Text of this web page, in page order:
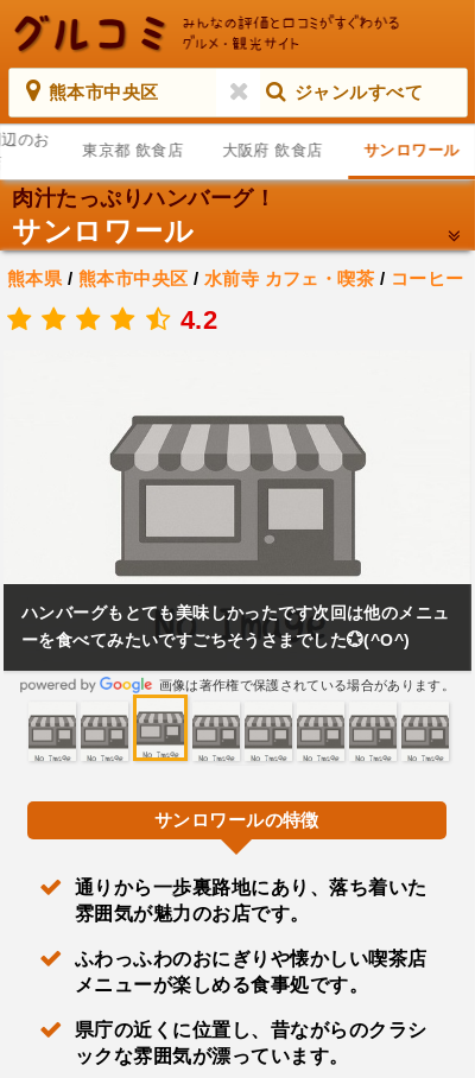
熊本市中央区 ジャンルすべて
のお
東京都 飲食店 大阪府 飲食店 サンロワール
肉汁たっぷりハンバーグ！
サンロワール
熊本県 / 熊本市中央区 / 水前寺 カフェ・喫茶 / コーヒー
.
4.2
ハンバーグもとても美味しかったです次回は他のメニュ
ーを食べてみたいですごちそうさまでした💮(^O^)
画像は著作権で保護されている場合があります。
サンロワールの特徴
通りから一歩裏路地にあり、落ち着いた
雰囲気が魅力のお店です。
ふわっふわのおにぎりや懐かしい喫茶店
メニューが楽しめる食事処です。
県庁の近くに位置し、昔ながらのクラシ
ックな雰囲気が漂っています。